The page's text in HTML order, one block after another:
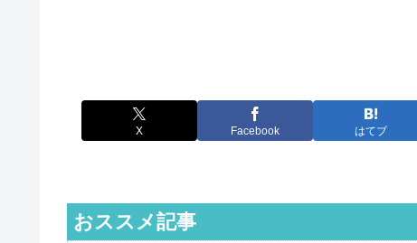
X Facebook はてブ
おススメ記事